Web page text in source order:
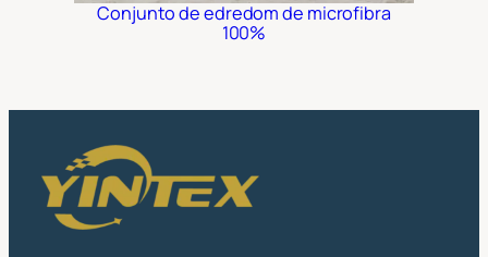
Conjunto de edredom de microfibra
100%